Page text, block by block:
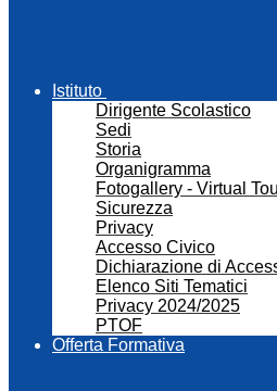
Istituto
Dirigente Scolastico
Sedi
Storia
Organigramma
Fotogallery - Virtual
Sicurezza
Privacy
Accesso Civico
Dichiarazione di
Elenco Siti Tematici
Privacy 2024/2025
PTOF
Offerta Formativa